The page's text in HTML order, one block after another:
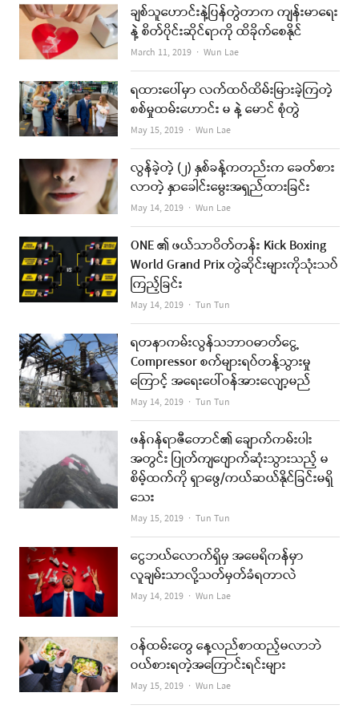
ချစ်သူဟောင်းနဲ့ပြန်တွဲတာက ကျန်းမာရေး
နဲ့ စိတ်ပိုင်းဆိုင်ရာကို ထိခိုက်စေနိုင်
March 11, 2019 Author
Wun Lae
ရထားပေါ်မှာ လက်ထပ်ထိမ်းမြားခဲ့ကြတဲ့
စစ်မှုထမ်းဟောင်း မ နဲ့ မောင် စုံတွဲ
May 15, 2019 Author
Wun Lae
လွန်ခဲ့တဲ့ (၂) နှစ်ခန့်ကတည်းက ခေတ်စား
လာတဲ့ နှာခေါင်းမွေးအရှည်ထားခြင်း
May 14, 2019 Author
Wun Lae
ONE ၏ ဖယ်သာဝိတ်တန်း Kick Boxing
World Grand Prix တွဲဆိုင်းများကိုသုံးသပ်
ကြည့်ခြင်း
May 14, 2019 Author
Tun Tun
ရတနာကမ်းလွန်သဘာဝဓာတ်ငွေ့
Compressor စက်များရပ်တန့်သွားမှု
ကြောင့် အရေးပေါ်ဝန်အားလျော့မည်
May 14, 2019 Author
Tun Tun
ဖန်ဂန်ရာဇီတောင်၏ ချောက်ကမ်းပါး
အတွင်း ပြုတ်ကျပျောက်ဆုံးသွားသည့် မ
စိမ့်ထက်ကို ရှာဖွေ/ကယ်ဆယ်နိုင်ခြင်းမရှိ
သေး
May 15, 2019 Author
Tun Tun
ငွေဘယ်လောက်ရှိမှ အမေရိကန်မှာ
လူချမ်းသာလို့သတ်မှတ်ခံရတာလဲ
May 14, 2019 Author
Wun Lae
ဝန်ထမ်းတွေ နေ့လည်စာထည့်မလာဘဲ
ဝယ်စားရတဲ့အကြောင်းရင်းများ
May 15, 2019 Author
Wun Lae